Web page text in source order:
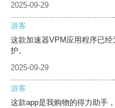
2025-09-29
游客
这款加速器VPM应用程序已
护。
2025-09-29
游客
这款app是我购物的得力助手